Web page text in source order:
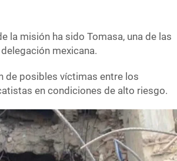
la misión ha sido Tomasa, una de las
mexicana.
de posibles víctimas entre los
en condiciones de alto riesgo.